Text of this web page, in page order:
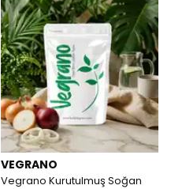
VEGRANO
Vegrano Kurutulmuş Soğan